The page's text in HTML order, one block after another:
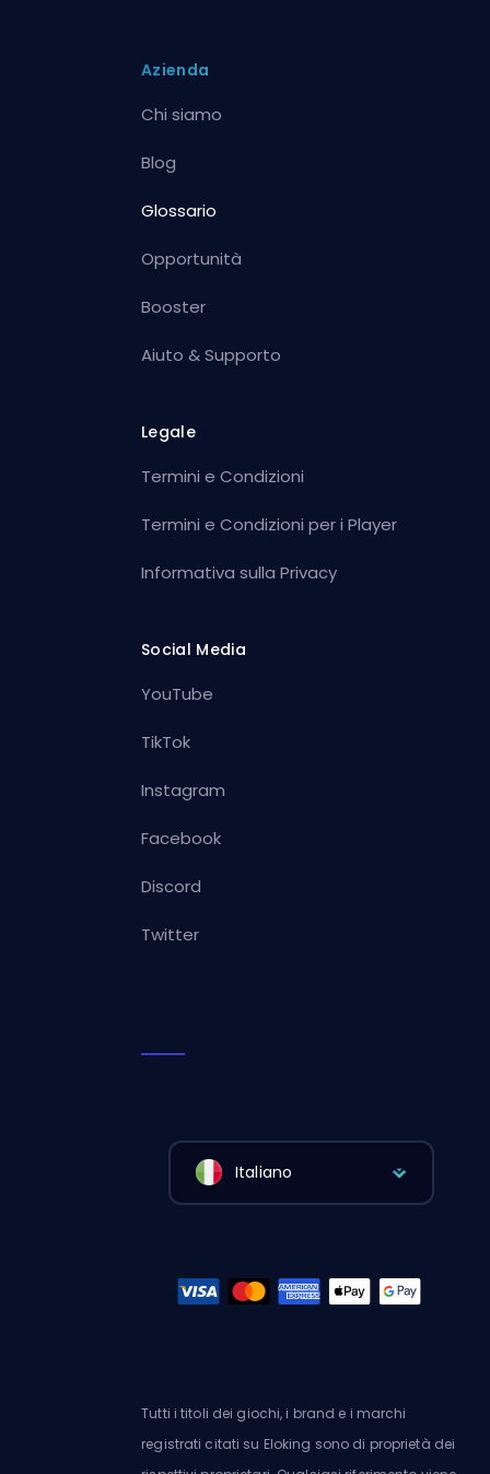
Azienda
Chi siamo
Blog
Glossario
Opportunità
Booster
Aiuto & Supporto
Legale
Termini e Condizioni
Termini e Condizioni per i Player
Informativa sulla Privacy
Social Media
YouTube
TikTok
Instagram
Facebook
Discord
Twitter
Italiano
Tutti i titoli dei giochi, i brand e i marchi
registrati citati su Eloking sono di proprietà dei